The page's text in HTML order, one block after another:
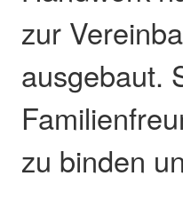
zur
ausgebaut.
zu binden